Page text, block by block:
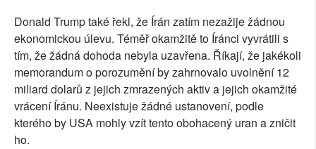
Donald Trump také řekl, že Írán zatím nezažije žádnou
ekonomickou úlevu. Téměř okamžitě to Íránci vyvrátili s
tím, že žádná dohoda nebyla uzavřena. Říkají, že jakékoli
memorandum o porozumění by zahrnovalo uvolnění 12
miliard dolarů z jejich zmrazených aktiv a jejich okamžité
vrácení Íránu. Neexistuje žádné ustanovení, podle
kterého by USA mohly vzít tento obohacený uran a zničit
ho.